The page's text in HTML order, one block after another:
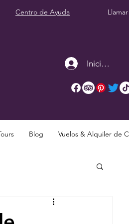
Centro de Ayuda Llamar
Iniciar sesión
Blog Vuelos & Alquiler de